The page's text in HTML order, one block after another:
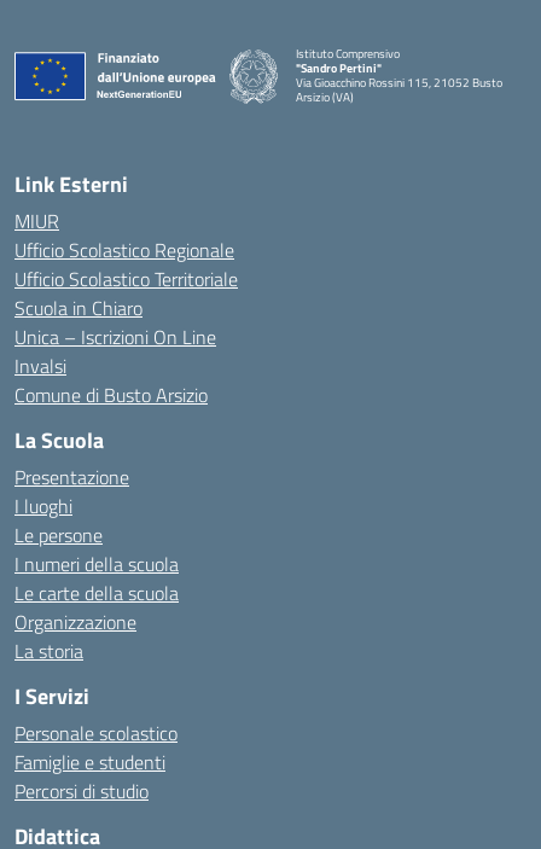
Istituto Comprensivo
"Sandro Pertini"
Via Gioacchino Rossini 115, 21052 Busto
Arsizio (VA)
Link Esterni
MIUR
Ufficio Scolastico Regionale
Ufficio Scolastico Territoriale
Scuola in Chiaro
Unica – Iscrizioni On Line
Invalsi
Comune di Busto Arsizio
La Scuola
Presentazione
I luoghi
Le persone
I numeri della scuola
Le carte della scuola
Organizzazione
La storia
I Servizi
Personale scolastico
Famiglie e studenti
Percorsi di studio
Didattica